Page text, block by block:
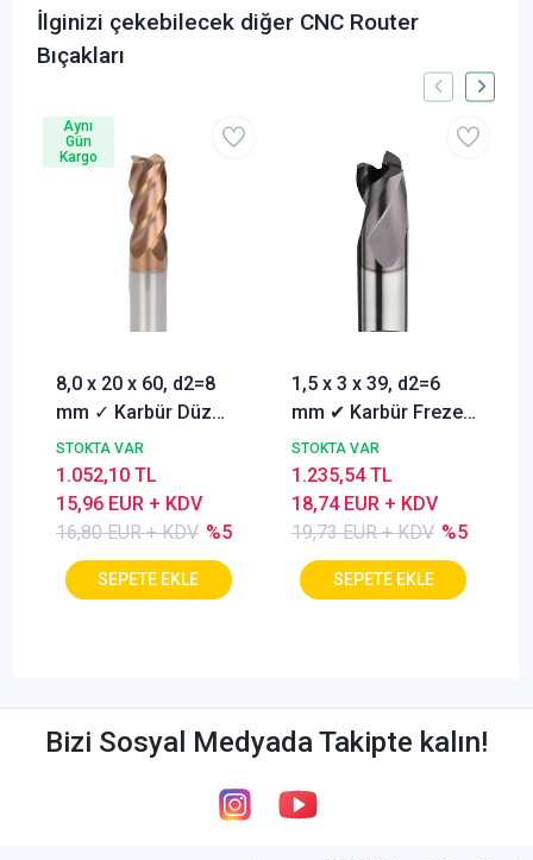
İlginizi çekebilecek diğer CNC Router
Bıçakları
8,0 x 20 x 60, d2=8
mm ✓ Karbür Düz
Freze, Parmak freze
ucu Z=4,TiSiN
Kaplamalı
STOKTA VAR
16,80 EUR + KDV %5
15,96 EUR + KDV
1.052,10 TL
Aynı
Gün
Kargo
1,5 x 3 x 39, d2=6
mm ✔ Karbür Freze
ucu, Z=3, Kaplamalı,
30°
STOKTA VAR
19,73 EUR + KDV %5
18,74 EUR + KDV
1.235,54 TL
Bizi Sosyal Medyada Takipte kalın!